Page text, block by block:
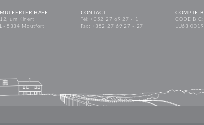
MUTFERTER HAFF
12, um Kinert
L - 5334 Moutfort
CONTACT
Tél: +352 27 69 27 - 1
Fax: +352 27 69 27 - 27
COMPTE
CODE BIC:
LU63